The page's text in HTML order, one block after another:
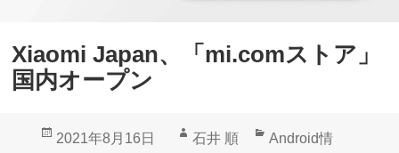
Xiaomi Japan、「mi.comストア」
国内オープン
投
2021年8月16日
作
石井 順
カ
Android情